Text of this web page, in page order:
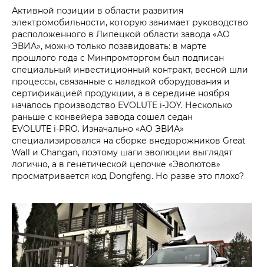
Активной позиции в области развития
электромобильности, которую занимает руководство
расположенного в Липецкой области завода «АО
ЭВИА», можно только позавидовать: в марте
прошлого года с Минпромторгом был подписан
специальный инвестиционный контракт, весной шли
процессы, связанные с наладкой оборудования и
сертификацией продукции, а в середине ноября
началось производство EVOLUTE i‑JOY. Несколько
раньше с конвейера завода сошел седан
EVOLUTE i‑PRO. Изначально «АО ЭВИА»
специализировался на сборке внедорожников Great
Wall и Changan, поэтому шаги эволюции выглядят
логично, а в генетической цепочке «Эволютов»
просматривается код Dongfeng. Но разве это плохо?